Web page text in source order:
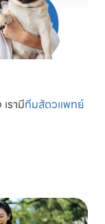
รามีทีมสัตวแพทย์